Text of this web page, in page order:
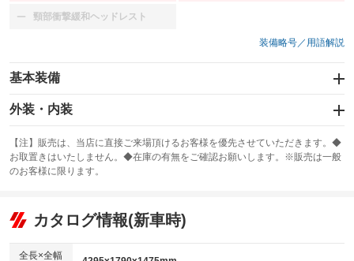
頸部衝撃緩和ヘッドレスト
：装備なし
装備略号／用語解説
基本装備
エアバッグ：運転席/助手席/サイド
：装備あり
：装備なし
サンルーフ
：装備なし ABS
リフトアップ
：装備なし
：装備なし
外装・内装
カーナビ
：装備なし
TV
：装備なし
ビジュアル
：装備なし
：装備あり
【注】販売は、当店に直接ご来場頂けるお客様を優先させていただきます。◆
お取置きはいたしません。◆在庫の有無をご確認お願いします。※販売は一般
のお客様に限ります。
カタログ情報(新車時)
全長×全幅